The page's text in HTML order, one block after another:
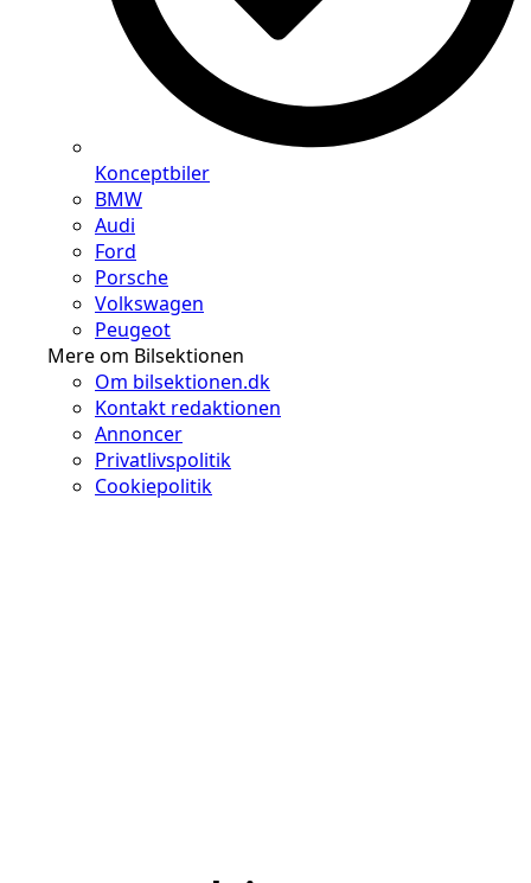
Konceptbiler
BMW
Audi
Ford
Porsche
Volkswagen
Peugeot
Mere om Bilsektionen
Om bilsektionen.dk
Kontakt redaktionen
Annoncer
Privatlivspolitik
Cookiepolitik